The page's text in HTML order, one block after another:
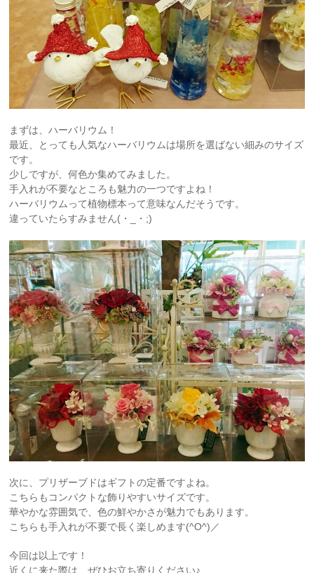
まずは、ハーバリウム！
最近、とっても人気なハーバリウムは場所を選ばない細みのサイズ
です。
少しですが、何色か集めてみました。
手入れが不要なところも魅力の一つですよね！
ハーバリウムって植物標本って意味なんだそうです。
違っていたらすみません(・_・;)
次に、プリザーブドはギフトの定番ですよね。
こちらもコンパクトな飾りやすいサイズです。
華やかな雰囲気で、色の鮮やかさが魅力でもあります。
こちらも手入れが不要で長く楽しめます(^O^)／
今回は以上です！
近くに来た際は、ぜひお立ち寄りください♪